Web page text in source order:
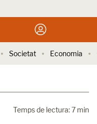
Societat Economia
Temps de lectura: 7 min